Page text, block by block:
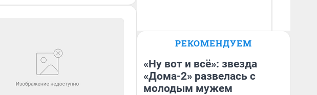
Антон Селиверстов
РЕКОМЕНДУЕМ
«Ну вот и всё»: звезда
«Дома-2» развелась с
молодым мужем